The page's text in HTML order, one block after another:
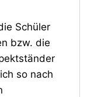
Schüler
bzw. die
so nach